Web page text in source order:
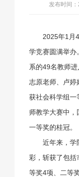
发布时间
2025年1月
学竞赛圆满举办
系的49名教师
志原老师、卢婷
获社会科学组一
师教学大赛中
一等奖的桂冠。
近年来，学
彩，斩获了包括
等奖4项、二等